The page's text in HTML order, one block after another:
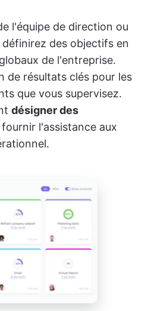
l'équipe de direction ou
définirez des objectifs en
de l'entreprise.
de résultats clés pour les
que vous supervisez.
désigner des
l'assistance aux